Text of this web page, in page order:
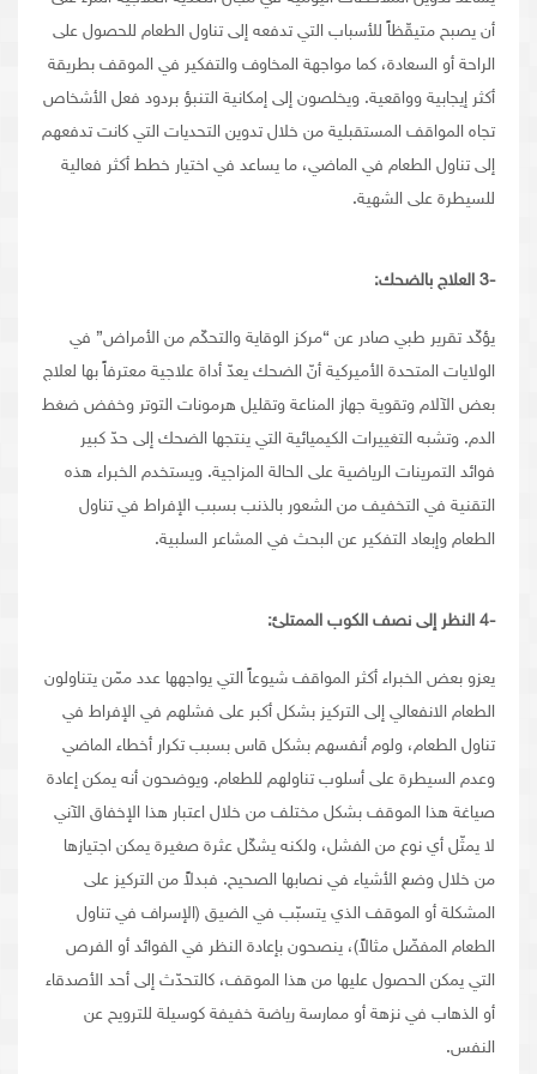
أن يصبح متيقّظاً للأسباب التي تدفعه إلى تناول الطعام للحصول على
الراحة أو السعادة، كما مواجهة المخاوف والتفكير في الموقف بطريقة
أكثر إيجابية وواقعية. ويخلصون إلى إمكانية التنبؤ بردود فعل الأشخاص
تجاه المواقف المستقبلية من خلال تدوين التحديات التي كانت تدفعهم
إلى تناول الطعام في الماضي، ما يساعد في اختيار خطط أكثر فعالية
للسيطرة على الشهية.
-3 العلاج بالضحك:
يؤكّد تقرير طبي صادر عن “مركز الوقاية والتحكّم من الأمراض” في
الولايات المتحدة الأميركية أنّ الضحك يعدّ أداة علاجية معترفاً بها لعلاج
بعض الآلام وتقوية جهاز المناعة وتقليل هرمونات التوتر وخفض ضغط
الدم. وتشبه التغييرات الكيميائية التي ينتجها الضحك إلى حدّ كبير
فوائد التمرينات الرياضية على الحالة المزاجية. ويستخدم الخبراء هذه
التقنية في التخفيف من الشعور بالذنب بسبب الإفراط في تناول
الطعام وإبعاد التفكير عن البحث في المشاعر السلبية.
-4 النظر إلى نصف الكوب الممتلئ:
يعزو بعض الخبراء أكثر المواقف شيوعاً التي يواجهها عدد ممّن يتناولون
الطعام الانفعالي إلى التركيز بشكل أكبر على فشلهم في الإفراط في
تناول الطعام، ولوم أنفسهم بشكل قاس بسبب تكرار أخطاء الماضي
وعدم السيطرة على أسلوب تناولهم للطعام. ويوضحون أنه يمكن إعادة
صياغة هذا الموقف بشكل مختلف من خلال اعتبار هذا الإخفاق الآني
لا يمثّل أي نوع من الفشل، ولكنه يشكّل عثرة صغيرة يمكن اجتيازها
من خلال وضع الأشياء في نصابها الصحيح. فبدلاً من التركيز على
المشكلة أو الموقف الذي يتسبّب في الضيق (الإسراف في تناول
الطعام المفضّل مثالاً)، ينصحون بإعادة النظر في الفوائد أو الفرص
التي يمكن الحصول عليها من هذا الموقف، كالتحدّث إلى أحد الأصدقاء
أو الذهاب في نزهة أو ممارسة رياضة خفيفة كوسيلة للترويح عن
النفس.